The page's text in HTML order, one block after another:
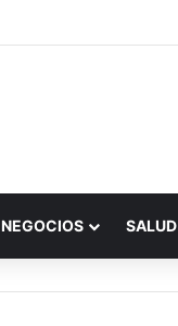
NEGOCIOS SALUD